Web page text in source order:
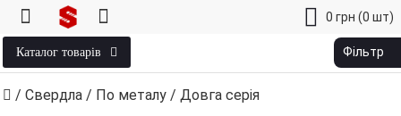
0 грн (0 шт)
Каталог товарів
/ Свердла / По металу / Довга серія
Фільтр